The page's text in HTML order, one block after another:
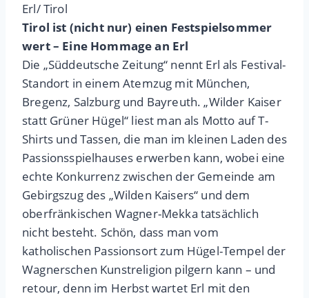
Erl/ Tirol
Tirol ist (nicht nur) einen Festspielsommer
wert – Eine Hommage an Erl
Die „Süddeutsche Zeitung“ nennt Erl als Festival-
Standort in einem Atemzug mit München,
Bregenz, Salzburg und Bayreuth. „Wilder Kaiser
statt Grüner Hügel“ liest man als Motto auf T-
Shirts und Tassen, die man im kleinen Laden des
Passionsspielhauses erwerben kann, wobei eine
echte Konkurrenz zwischen der Gemeinde am
Gebirgszug des „Wilden Kaisers“ und dem
oberfränkischen Wagner-Mekka tatsächlich
nicht besteht. Schön, dass man vom
katholischen Passionsort zum Hügel-Tempel der
Wagnerschen Kunstreligion pilgern kann – und
retour, denn im Herbst wartet Erl mit den